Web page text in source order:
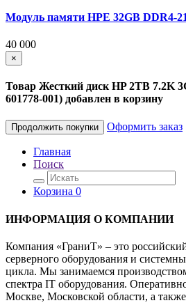
Модуль памяти HPE 32GB DDR4-
40 000
×
Товар Жесткий диск HP 2TB 7.2K
601778-001) добавлен в корзину
Продолжить покупки Оформить заказ
Главная
Поиск
Корзина 0
ИНФОРМАЦИЯ О КОМПАНИИ
Компания «ГраниТ» – это
серверного оборудования и
цикла. Мы занимаемся
спектра IT оборудования.
Москве, Московской области, а